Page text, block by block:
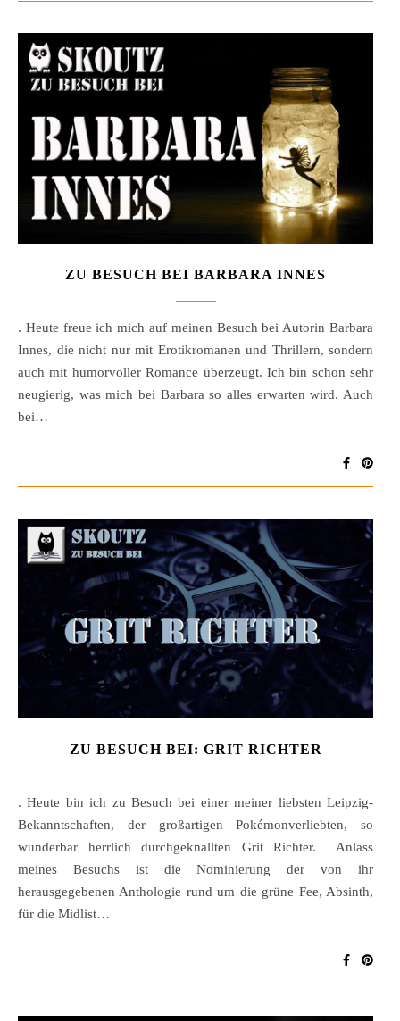
ZU BESUCH BEI BARBARA INNES
. Heute freue ich mich auf meinen Besuch bei Autorin Barbara
Innes, die nicht nur mit Erotikromanen und Thrillern, sondern
auch mit humorvoller Romance überzeugt. Ich bin schon sehr
neugierig, was mich bei Barbara so alles erwarten wird. Auch
bei…
ZU BESUCH BEI: GRIT RICHTER
. Heute bin ich zu Besuch bei einer meiner liebsten Leipzig-
Bekanntschaften, der großartigen Pokémonverliebten, so
wunderbar herrlich durchgeknallten Grit Richter. Anlass
meines Besuchs ist die Nominierung der von ihr
herausgegebenen Anthologie rund um die grüne Fee, Absinth,
für die Midlist…